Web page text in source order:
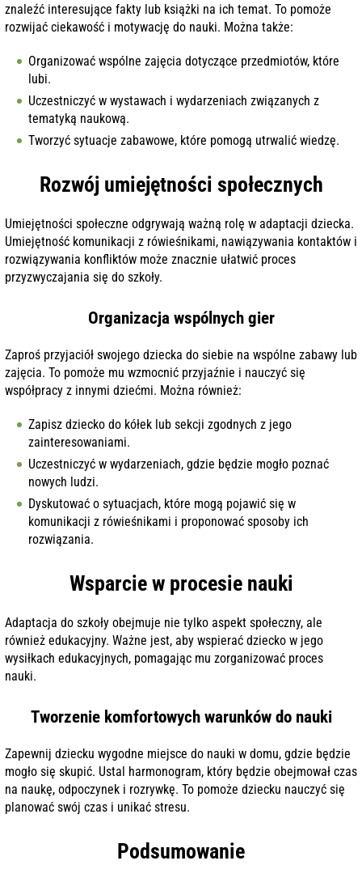
znaleźć interesujące fakty lub książki na ich temat. To pomoże
rozwijać ciekawość i motywację do nauki. Można także:
Organizować wspólne zajęcia dotyczące przedmiotów, które
lubi.
Uczestniczyć w wystawach i wydarzeniach związanych z
tematyką naukową.
Tworzyć sytuacje zabawowe, które pomogą utrwalić wiedzę.
Rozwój umiejętności społecznych
Umiejętności społeczne odgrywają ważną rolę w adaptacji dziecka.
Umiejętność komunikacji z rówieśnikami, nawiązywania kontaktów i
rozwiązywania konfliktów może znacznie ułatwić proces
przyzwyczajania się do szkoły.
Organizacja wspólnych gier
Zaproś przyjaciół swojego dziecka do siebie na wspólne zabawy lub
zajęcia. To pomoże mu wzmocnić przyjaźnie i nauczyć się
współpracy z innymi dziećmi. Można również:
Zapisz dziecko do kółek lub sekcji zgodnych z jego
zainteresowaniami.
Uczestniczyć w wydarzeniach, gdzie będzie mogło poznać
nowych ludzi.
Dyskutować o sytuacjach, które mogą pojawić się w
komunikacji z rówieśnikami i proponować sposoby ich
rozwiązania.
Wsparcie w procesie nauki
Adaptacja do szkoły obejmuje nie tylko aspekt społeczny, ale
również edukacyjny. Ważne jest, aby wspierać dziecko w jego
wysiłkach edukacyjnych, pomagając mu zorganizować proces
nauki.
Tworzenie komfortowych warunków do nauki
Zapewnij dziecku wygodne miejsce do nauki w domu, gdzie będzie
mogło się skupić. Ustal harmonogram, który będzie obejmował czas
na naukę, odpoczynek i rozrywkę. To pomoże dziecku nauczyć się
planować swój czas i unikać stresu.
Podsumowanie